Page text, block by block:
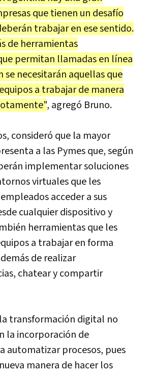
que tienen un desafío
trabajar en ese sentido.
de herramientas
permitan llamadas en línea
necesitarán aquellas que
a trabajar de manera
, agregó Bruno.
consideró que la mayor
a las Pymes que, según
implementar soluciones
virtuales que les
acceder a sus
cualquier dispositivo y
herramientas que les
a trabajar en forma
de realizar
chatear y compartir
transformación digital no
la incorporación de
automatizar procesos, pues
manera de hacer los